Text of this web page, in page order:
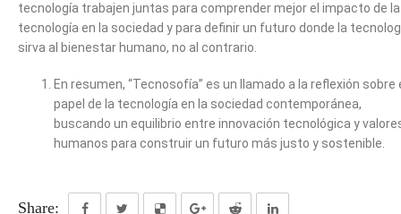
tecnología trabajen juntas para comprender mejor el impacto de la
tecnología en la sociedad y para definir un futuro donde la
sirva al bienestar humano, no al contrario.
En resumen, “Tecnosofía” es un llamado a la reflexión sobre
papel de la tecnología en la sociedad contemporánea,
buscando un equilibrio entre innovación tecnológica y
humanos para construir un futuro más justo y sostenible.
Share: